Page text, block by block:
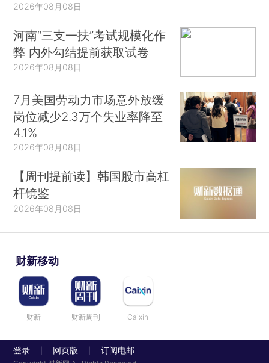
2026年08月08日
河南“三支一扶”考试规模化作
弊 内外勾结提前获取试卷
2026年08月08日
7月美国劳动力市场意外放缓
岗位减少2.3万个失业率降至
4.1%
2026年08月08日
【周刊提前读】韩国股市高杠
杆镜鉴
2026年08月08日
财新移动
财新 财新周刊 Caixin
登录 网页版 订阅电邮